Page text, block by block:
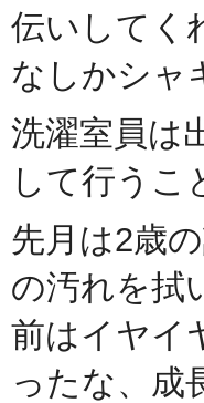
伝いしてく
なしかシャ
洗濯室員は
して行うこ
先月は2歳
の汚れを拭
前はイヤイ
ったな、成